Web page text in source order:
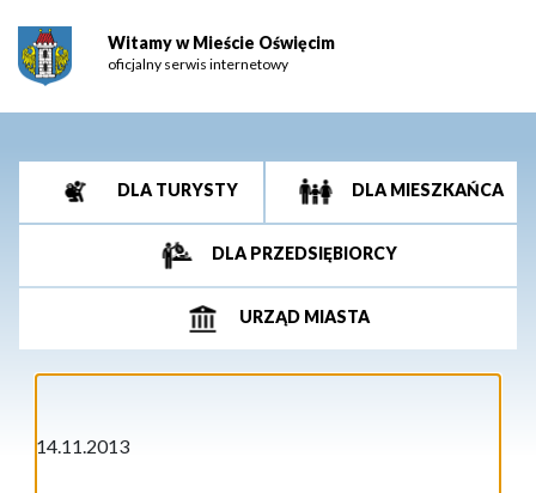
Witamy w Mieście Oświęcim
oficjalny serwis internetowy
DLA TURYSTY DLA MIESZKAŃCA
DLA PRZEDSIĘBIORCY
URZĄD MIASTA
14.11.2013